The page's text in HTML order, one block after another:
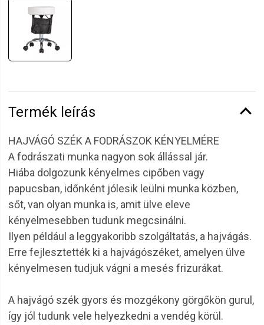
Termék leírás
HAJVÁGÓ SZÉK A FODRÁSZOK KÉNYELMÉRE
A fodrászati munka nagyon sok állással jár.
Hiába dolgozunk kényelmes cipőben vagy
papucsban, időnként jólesik leülni munka közben,
sőt, van olyan munka is, amit ülve eleve
kényelmesebben tudunk megcsinálni.
Ilyen például a leggyakoribb szolgáltatás, a hajvágás.
Erre fejlesztették ki a hajvágószéket, amelyen ülve
kényelmesen tudjuk vágni a mesés frizurákat.
A hajvágó szék gyors és mozgékony görgőkön gurul,
így jól tudunk vele helyezkedni a vendég körül.